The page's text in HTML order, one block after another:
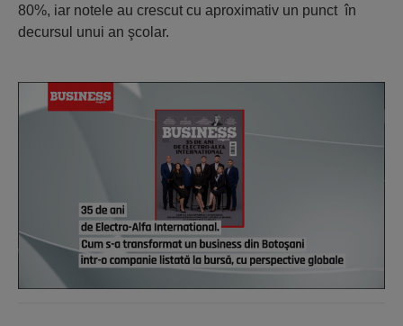
80%, iar notele au crescut cu aproximativ un punct în
decursul unui an şcolar.